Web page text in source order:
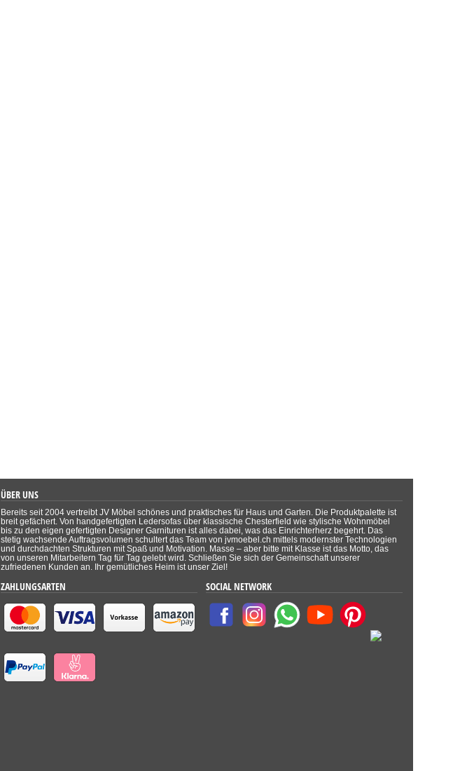
ÜBER UNS
Bereits seit 2004 vertreibt JV Möbel schönes und praktisches für Haus und Garten. Die Produktpalette ist
breit gefächert. Von handgefertigten Ledersofas über klassische Chesterfield wie stylische Wohnmöbel
bis zu den eigen gefertigten Designer Garnituren ist alles dabei, was das Einrichterherz begehrt. Das
stetig wachsende Auftragsvolumen schultert das Team von jvmoebel.ch mittels modernster Technologien
und durchdachten Strukturen mit Spaß und Motivation. Masse – aber bitte mit Klasse ist das Motto, das
von unseren Mitarbeitern Tag für Tag gelebt wird. Schließen Sie sich der Gemeinschaft unserer
zufriedenen Kunden an. Ihr gemütliches Heim ist unser Ziel!
ZAHLUNGSARTEN SOCIAL NETWORK